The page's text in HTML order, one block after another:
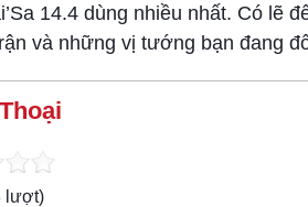
14.4 dùng nhiều nhất. Có lẽ
và những vị tướng bạn đang
lượt)